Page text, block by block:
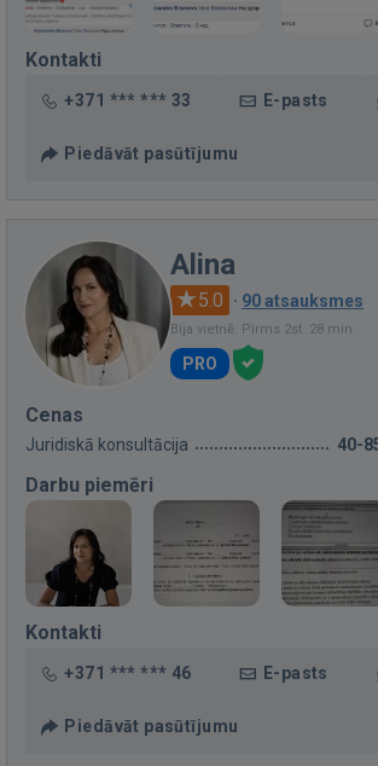
Kontakti
+371 *** *** 33 E-pasts
Piedāvāt pasūtījumu
Alina
5.0 · 90 atsauksmes
Bija vietnē: Pirms 2st. 28 min.
PRO
Cenas
Juridiskā konsultācija 40-
Darbu piemēri
Kontakti
+371 *** *** 46 E-pasts
Piedāvāt pasūtījumu